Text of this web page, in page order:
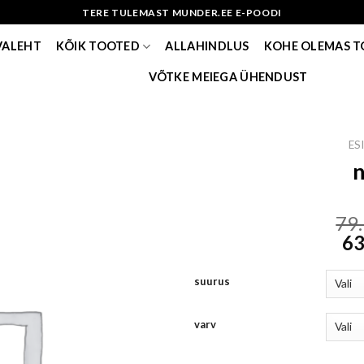
TERE TULEMAST MUNDER.EE E-POODI
KÕIK TOOTED ALLAHINDLUS KOHE OLEMAS
VÕTKE MEIEGA ÜHENDUST
suurus
varv